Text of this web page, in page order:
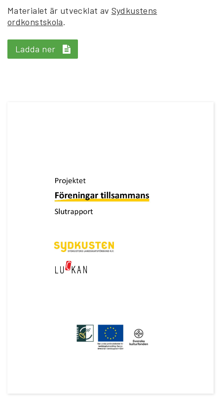
Materialet är utvecklat av Sydkustens
ordkonstskola.
Ladda ner